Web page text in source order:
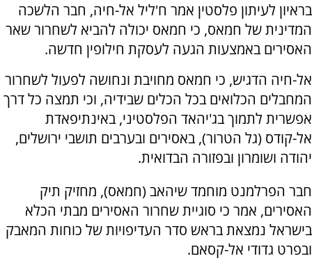
בראיון לעיתון פלסטין אמר ח'ליל אל-חיה, חבר הלשכה
המדינית של חמאס, כי חמאס יכולה להביא לשחרור שאר
האסירים באמצעות הגעה לעסקת חילופין חדשה.
אל-חיה הדגיש, כי חמאס מחויבת ונחושה לפעול לשחרור
המחבלים הכלואים בכל הכלים שבידיה, וכי תמצה כל דרך
אפשרית לתמוך בג'יהאד הפלסטיני, באינתיפאדת
אל-קודס (גל הטרור), באסירים ובערבים תושבי ירושלים,
יהודה ושומרון ובפזורה הבדואית.
חבר הפרלמנט מוחמד שיהאב (חמאס), מחזיק תיק
האסירים, אמר כי סוגיית שחרור האסירים מבתי הכלא
בישראל נמצאת בראש סדר העדיפויות של כוחות המאבק
ובפרט גדודי אל-קסאם.